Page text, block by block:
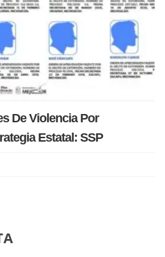
De Violencia Por
Estatal: SSP